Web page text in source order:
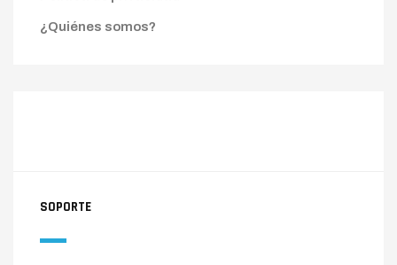
¿Quiénes somos?
SOPORTE